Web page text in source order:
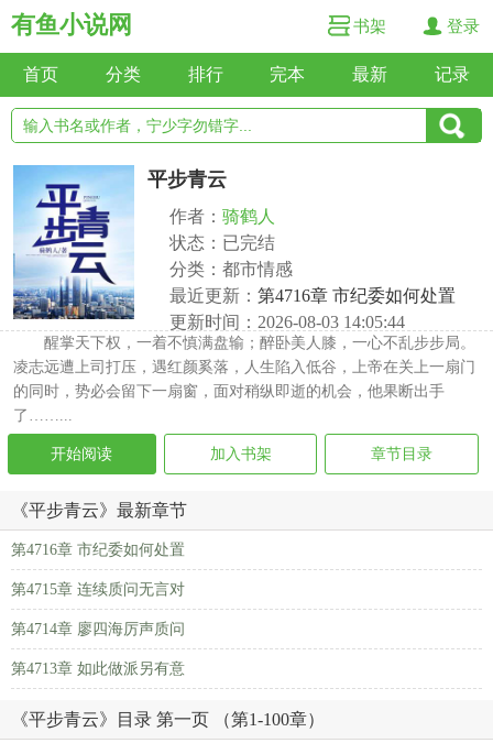
有鱼小说网 书架 登录
首页 分类 排行 完本 最新 记录
平步青云
作者： 骑鹤人
状态：已完结
分类：都市情感
最近更新： 第4716章 市纪委如何处置
更新时间：2026-08-03 14:05:44
醒掌天下权，一着不慎满盘输；醉卧美人膝，一心不乱步步局。
凌志远遭上司打压，遇红颜奚落，人生陷入低谷，上帝在关上一扇门
的同时，势必会留下一扇窗，面对稍纵即逝的机会，他果断出手
了……...
开始阅读 加入书架 章节目录
《平步青云》最新章节
第4716章 市纪委如何处置
第4715章 连续质问无言对
第4714章 廖四海厉声质问
第4713章 如此做派另有意
《平步青云》目录 第一页 （第1-100章）